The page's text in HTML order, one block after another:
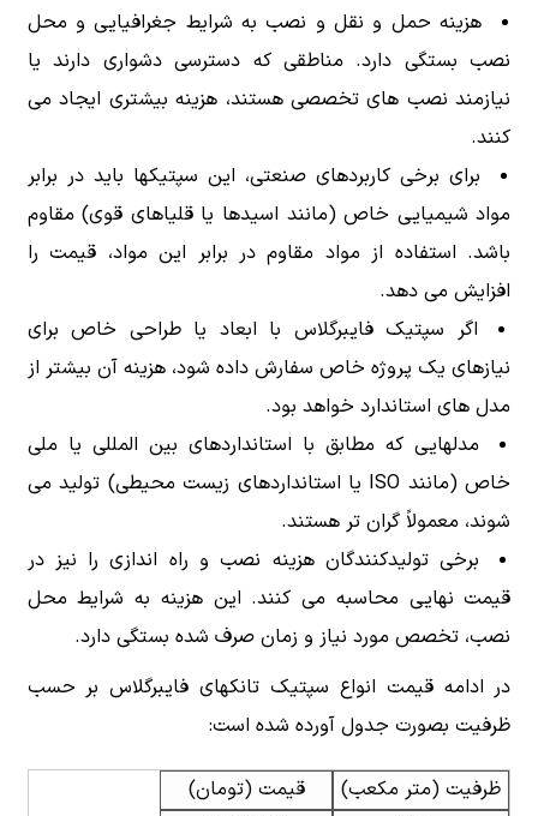
هزینه حمل و نقل و نصب به شرایط جغرافیایی و محل
نصب بستگی دارد. مناطقی که دسترسی دشواری دارند یا
نیازمند نصب های تخصصی هستند، هزینه بیشتری ایجاد می
کنند.
برای برخی کاربردهای صنعتی، این سپتیکها باید در برابر
مواد شیمیایی خاص (مانند اسیدها یا قلیاهای قوی) مقاوم
باشد. استفاده از مواد مقاوم در برابر این مواد، قیمت را
افزایش می دهد.
اگر سپتیک فایبرگلاس با ابعاد یا طراحی خاص برای
نیازهای یک پروژه خاص سفارش داده شود، هزینه آن بیشتر از
مدل های استاندارد خواهد بود.
مدلهایی که مطابق با استانداردهای بین المللی یا ملی
خاص (مانند ISO یا استانداردهای زیست محیطی) تولید می
شوند، معمولاً گران تر هستند.
برخی تولیدکنندگان هزینه نصب و راه اندازی را نیز در
قیمت نهایی محاسبه می کنند. این هزینه به شرایط محل
نصب، تخصص مورد نیاز و زمان صرف شده بستگی دارد.
در ادامه قیمت انواع سپتیک تانکهای فایبرگلاس بر حسب
ظرفیت بصورت جدول آورده شده است:
ظرفیت (متر مکعب)
قیمت (تومان)